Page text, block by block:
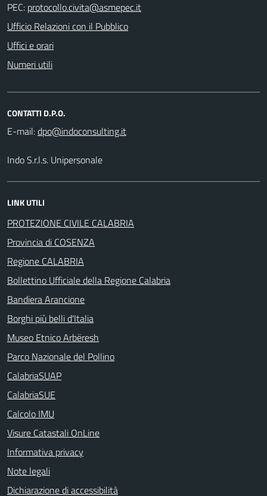
PEC:
Ufficio Relazioni con il Pubblico
Uffici e orari
Numeri utili
CONTATTI D.P.O.
E-mail:
Indo S.r.l.s. Unipersonale
LINK UTILI
PROTEZIONE CIVILE CALABRIA
Provincia di COSENZA
Regione CALABRIA
Bollettino Ufficiale della Regione Calabria
Bandiera Arancione
Borghi più belli d'Italia
Museo Etnico Arbëresh
Parco Nazionale del Pollino
CalabriaSUAP
CalabriaSUE
Calcolo IMU
Visure Catastali OnLine
Informativa privacy
Note legali
Dichiarazione di accessibilità